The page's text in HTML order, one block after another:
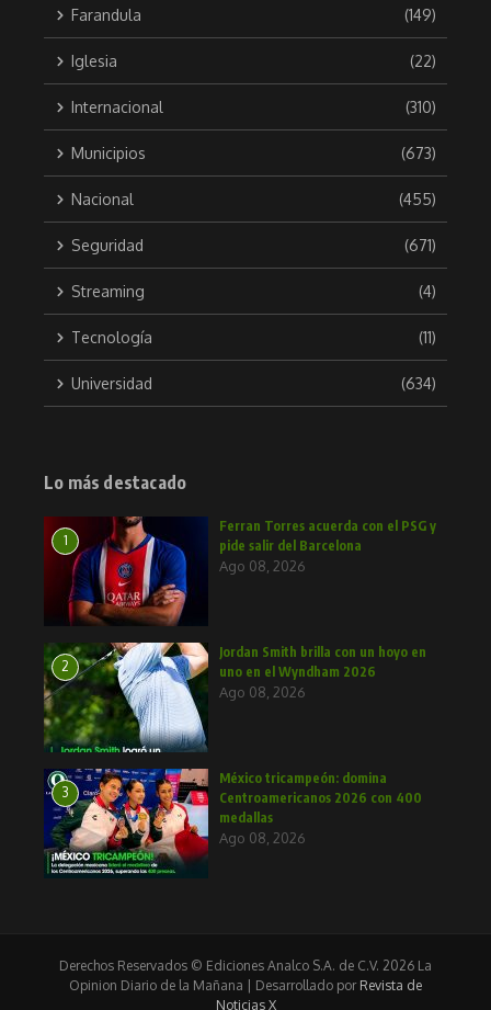
Farandula (149)
Iglesia (22)
Internacional (310)
Municipios (673)
Nacional (455)
Seguridad (671)
Streaming (4)
Tecnología (11)
Universidad (634)
Lo más destacado
1
Ferran Torres acuerda con el PSG y
pide salir del Barcelona
Ago 08, 2026
2
Jordan Smith brilla con un hoyo en
uno en el Wyndham 2026
Ago 08, 2026
3
México tricampeón: domina
Centroamericanos 2026 con 400
medallas
Ago 08, 2026
Derechos Reservados © Ediciones Analco S.A. de C.V. 2026 La
Opinion Diario de la Mañana | Desarrollado por Revista de
Noticias X